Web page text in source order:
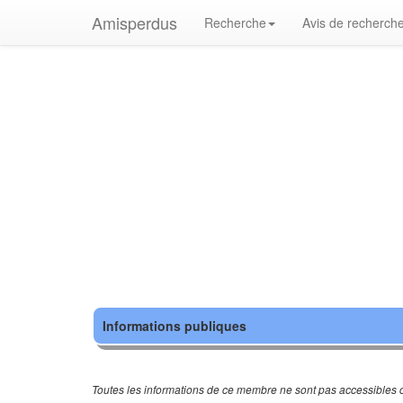
Amisperdus Recherche Avis de
Informations publiques
Toutes les informations de ce membre ne sont pas accessibles